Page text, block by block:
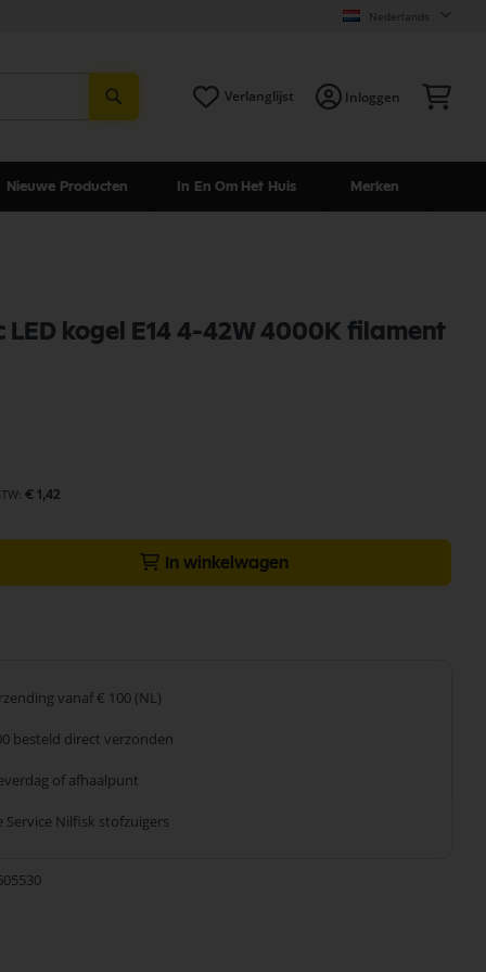
Nederlands
Verlanglijst Inloggen
Nieuwe Producten In En Om Het Huis Merken
LED kogel E14 4-42W 4000K filament
€ 1,42
In winkelwagen
vanaf € 100 (NL)
besteld direct verzonden
of afhaalpunt
Service Nilfisk stofzuigers